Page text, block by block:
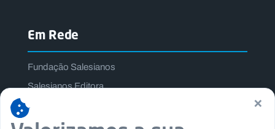
Em Rede
Fundação Salesianos
Salesianos Editora
Família Salesiana
Missão Dom Bosco
×